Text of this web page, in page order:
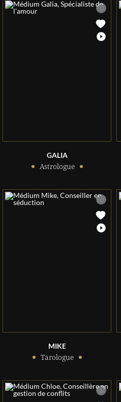
GALIA
Astrologue
MIKE
Tarologue